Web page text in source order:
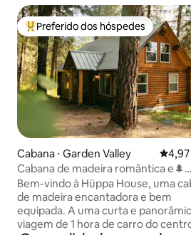
Entre os melhores preferidos dos
Preferido dos hóspedes
Cabana ⋅ Garden Valley 4,97
Cabana de madeira romântica e🌲
moderna com 2 camas na floresta
Bem-vindo à Hüppa House, uma
de madeira encantadora e bem
equipada. A uma curta e panorâmica
viagem de 1 hora de carro do